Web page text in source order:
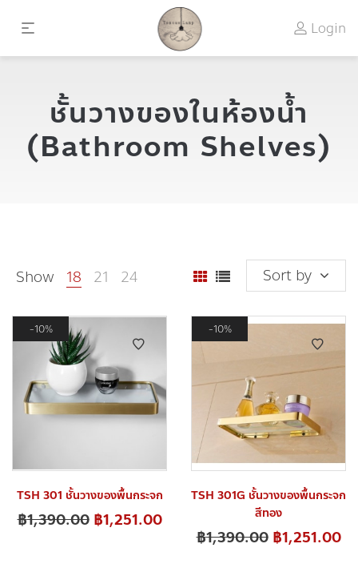
Login
ชั้นวางของในห้องน้ำ
(Bathroom Shelves)
Show 18 21 24 Sort by
10%
TSH 301 ชั้นวางของพื้นกระจก
฿1,390.00 ฿1,251.00
10%
TSH 301G ชั้นวางของพื้นกระจก
สีทอง
฿1,390.00 ฿1,251.00